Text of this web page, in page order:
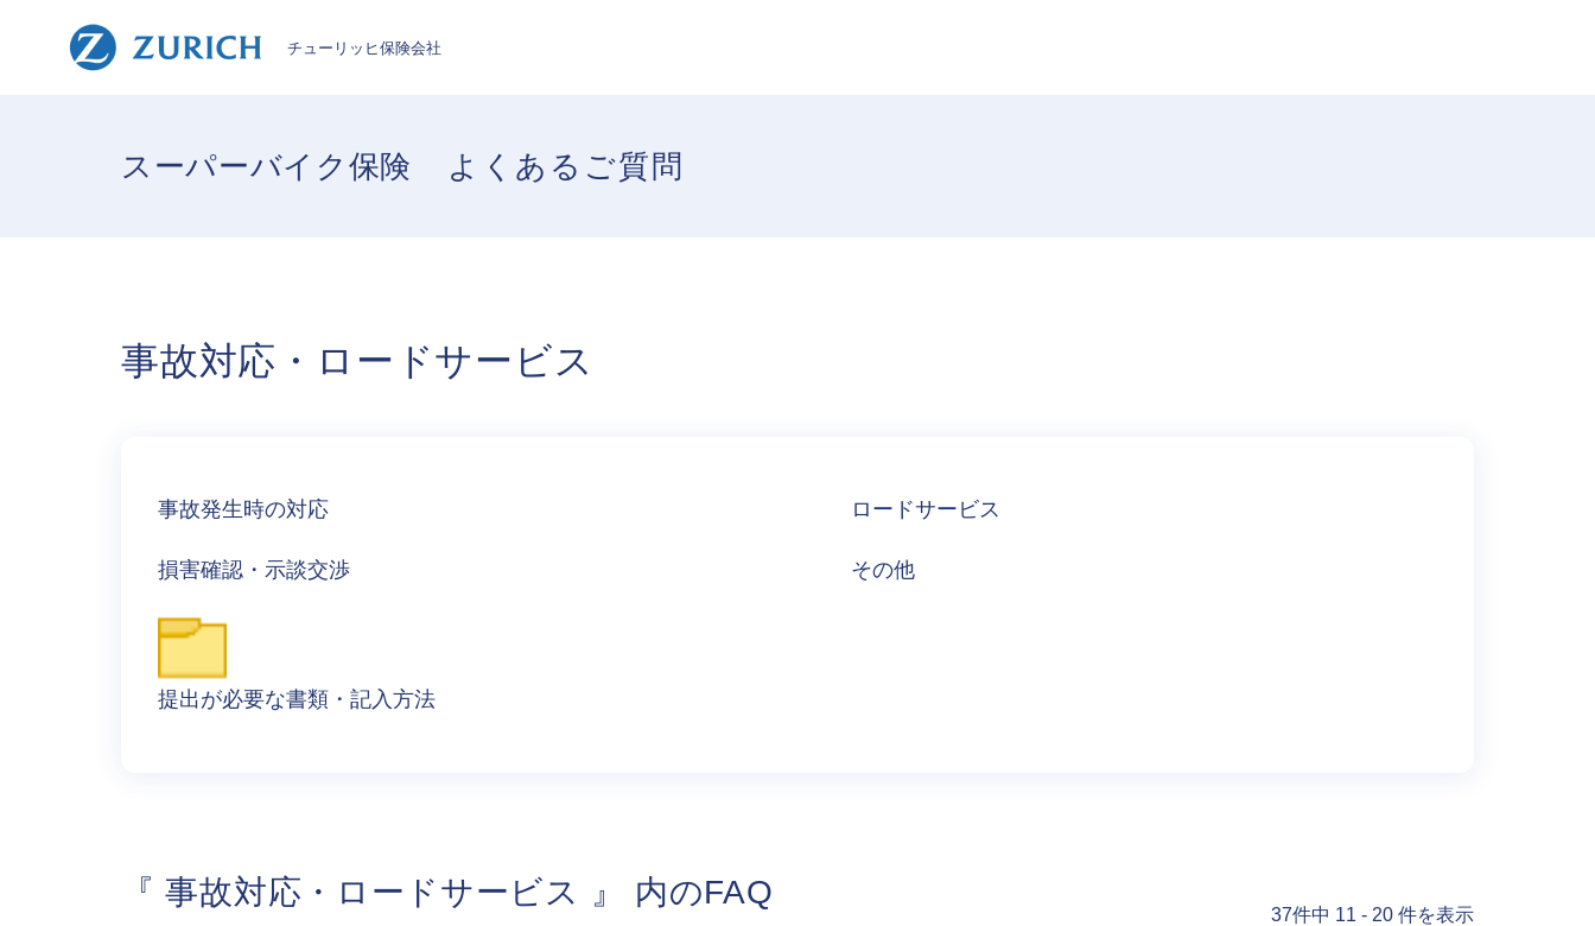
チューリッヒ保険会社
スーパーバイク保険 よくあるご質問
事故対応・ロードサービス
事故発生時の対応 ロードサービス
損害確認・示談交渉 その他
提出が必要な書類・記入方法
『 事故対応・ロードサービス 』 内のFAQ
37件中 11 - 20 件を表示